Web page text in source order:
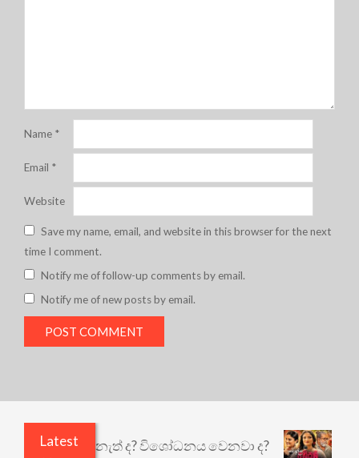
Name *
Email *
Website
Save my name, email, and website in this browser for the next
time I comment.
Notify me of follow-up comments by email.
Notify me of new posts by email.
Latest
කුඩු නැත් ද? විශෝධනය වෙනවා ද?